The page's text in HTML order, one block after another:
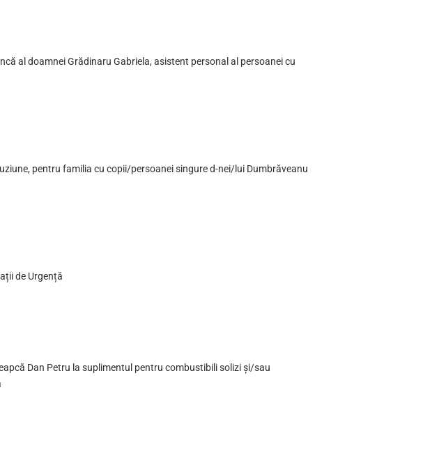
al doamnei Grădinaru Gabriela, asistent personal al persoanei cu
pentru familia cu copii/persoanei singure d-nei/lui Dumbrăveanu
de Urgență
Dan Petru la suplimentul pentru combustibili solizi și/sau